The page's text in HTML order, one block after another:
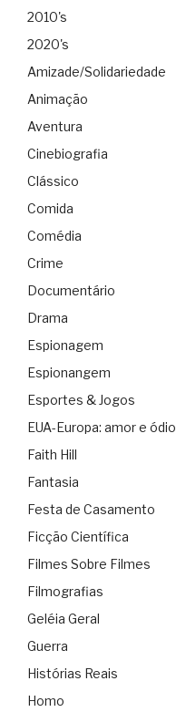
2010's
2020's
Amizade/Solidariedade
Animação
Aventura
Cinebiografia
Clássico
Comida
Comédia
Crime
Documentário
Drama
Espionagem
Espionangem
Esportes & Jogos
EUA-Europa: amor e ódio
Faith Hill
Fantasia
Festa de Casamento
Ficção Científica
Filmes Sobre Filmes
Filmografias
Geléia Geral
Guerra
Histórias Reais
Homo